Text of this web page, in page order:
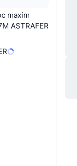
maxim
ASTRAFER